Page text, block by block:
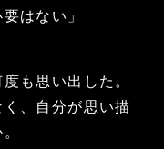
はない」
も思い出した。
、自分が思い描